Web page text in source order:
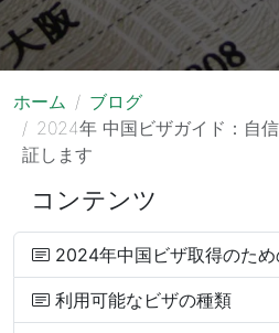
ホーム
ブログ
2024年 中国ビザガイド：自
証します
コンテンツ
2024年中国ビザ取得のため
利用可能なビザの種類